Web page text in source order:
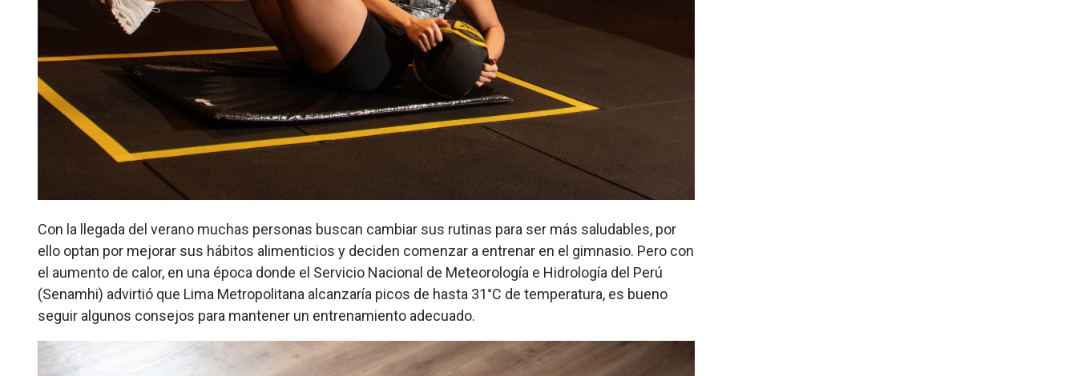
Con la llegada del verano muchas personas buscan cambiar sus rutinas para ser más saludables, por
ello optan por mejorar sus hábitos alimenticios y deciden comenzar a entrenar en el gimnasio. Pero con
el aumento de calor, en una época donde el Servicio Nacional de Meteorología e Hidrología del Perú
(Senamhi) advirtió que Lima Metropolitana alcanzaría picos de hasta 31°C de temperatura, es bueno
seguir algunos consejos para mantener un entrenamiento adecuado.